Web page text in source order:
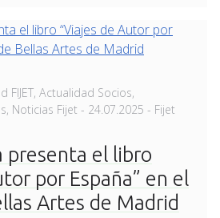
FIJET, Actualidad Socios,
, Noticias Fijet - Posted
24.07.2025 - Fijet
presenta el libro
por España” en el
Artes de Madrid